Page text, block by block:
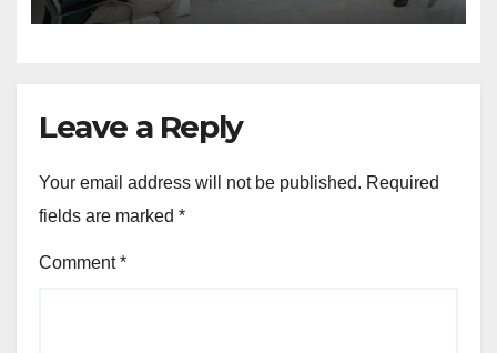
Leave a Reply
Your email address will not be published. Required
fields are marked *
Comment*